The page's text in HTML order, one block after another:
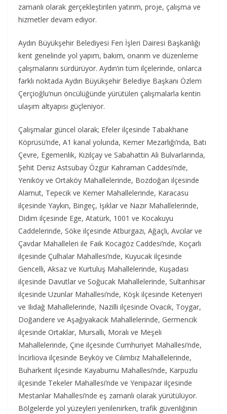
zamanlı olarak gerçekleştirilen yatırım, proje, çalışma ve
hizmetler devam ediyor.
Aydın Büyükşehir Belediyesi Fen İşleri Dairesi Başkanlığı
kent genelinde yol yapım, bakım, onarım ve düzenleme
çalışmalarını sürdürüyor. Aydın’ın tüm ilçelerinde, onlarca
farklı noktada Aydın Büyükşehir Belediye Başkanı Özlem
Çerçioğlu’nun öncülüğünde yürütülen çalışmalarla kentin
ulaşım altyapısı güçleniyor.
Çalışmalar güncel olarak; Efeler ilçesinde Tabakhane
Köprüsü’nde, A1 kanal yolunda, Kemer Mezarlığı’nda, Batı
Çevre, Egemenlik, Kızılçay ve Sabahattin Ali Bulvarlarında,
Şehit Deniz Astsubay Özgür Kahraman Caddesi’nde,
Yeniköy ve Ortaköy Mahallelerinde, Bozdoğan ilçesinde
Alamut, Tepecik ve Kemer Mahallelerinde, Karacasu
ilçesinde Yaykın, Bingeç, Işıklar ve Nazır Mahallelerinde,
Didim ilçesinde Ege, Atatürk, 1001 ve Kocakuyu
Caddelerinde, Söke ilçesinde Atburgazı, Ağaçlı, Avcılar ve
Çavdar Mahalleleri ile Faik Kocagöz Caddesi’nde, Koçarlı
ilçesinde Çulhalar Mahallesi’nde, Kuyucak ilçesinde
Gencelli, Aksaz ve Kurtuluş Mahallelerinde, Kuşadası
ilçesinde Davutlar ve Soğucak Mahallelerinde, Sultanhisar
ilçesinde Uzunlar Mahallesi’nde, Köşk ilçesinde Ketenyeri
ve Ilıdağ Mahallelerinde, Nazilli ilçesinde Ovacık, Toygar,
Doğandere ve Aşağıyakacık Mahallelerinde, Germencik
ilçesinde Ortaklar, Mursallı, Moralı ve Meşeli
Mahallelerinde, Çine ilçesinde Cumhuriyet Mahallesi’nde,
İncirliova ilçesinde Beyköy ve Cılımbız Mahallelerinde,
Buharkent ilçesinde Kayaburnu Mahallesi’nde, Karpuzlu
ilçesinde Tekeler Mahallesi’nde ve Yenipazar ilçesinde
Mestanlar Mahallesi’nde eş zamanlı olarak yürütülüyor.
Bölgelerde yol yüzeyleri yenilenirken, trafik güvenliğinin